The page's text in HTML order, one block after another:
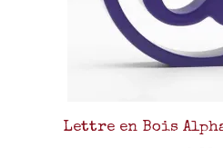
Lettre en Bois